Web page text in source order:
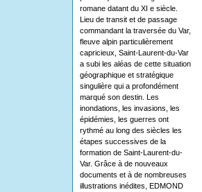
romane datant du XI e siècle.
Lieu de transit et de passage
commandant la traversée du Var,
fleuve alpin particulièrement
capricieux, Saint-Laurent-du-Var
a subi les aléas de cette situation
géographique et stratégique
singulière qui a profondément
marqué son destin. Les
inondations, les invasions, les
épidémies, les guerres ont
rythmé au long des siècles les
étapes successives de la
formation de Saint-Laurent-du-
Var. Grâce à de nouveaux
documents et à de nombreuses
illustrations inédites, EDMOND